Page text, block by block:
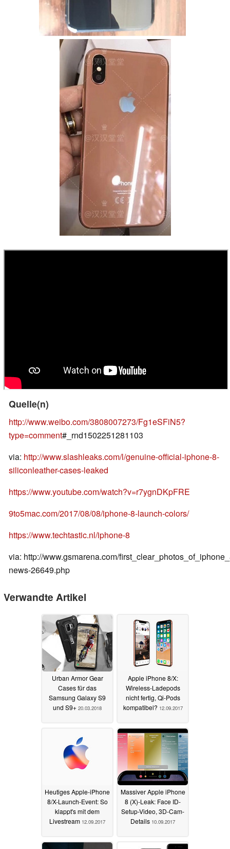
Quelle(n)
http://www.weibo.com/3808007273/Fg1eSFiN5?
type=comment#_rnd1502251281103
via: http://www.slashleaks.com/l/genuine-official-iphone-8-
siliconleather-cases-leaked
https://www.youtube.com/watch?v=r7ygnDKpFRE
9to5mac.com/2017/08/08/iphone-8-launch-colors/
https://www.techtastic.nl/iphone-8
via: http://www.gsmarena.com/
news-26649.php
Verwandte Artikel
Urban Armor Gear
Cases für das
Samsung Galaxy S9
und S9+ 20.03.2018
Apple iPhone 8/X:
Wireless-Ladepods
nicht fertig, Qi-Pods
kompatibel? 12.09.2017
Heutiges Apple-iPhone
8/X-Launch-Event: So
klappt's mit dem
Livestream 12.09.2017
Massiver Apple iPhone
8 (X)-Leak: Face ID-
Setup-Video, 3D-Cam-
Details 10.09.2017